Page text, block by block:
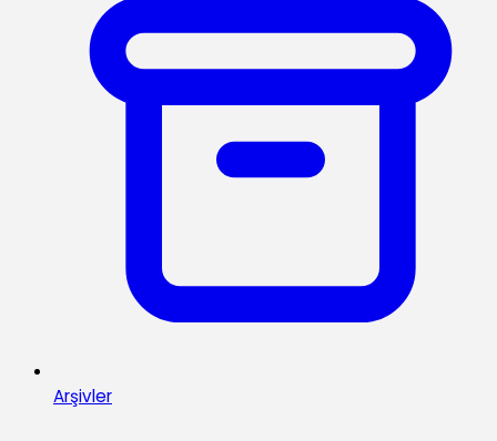
Arşivler